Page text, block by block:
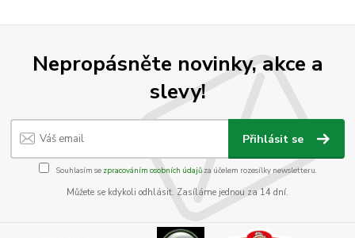
Nepropásněte novinky, akce a
slevy!
Přihlásit se
Souhlasím se zpracováním osobních údajůza účelem rozesílky newsletteru.
Můžete se kdykoli odhlásit. Zasíláme jednou za 14 dní.